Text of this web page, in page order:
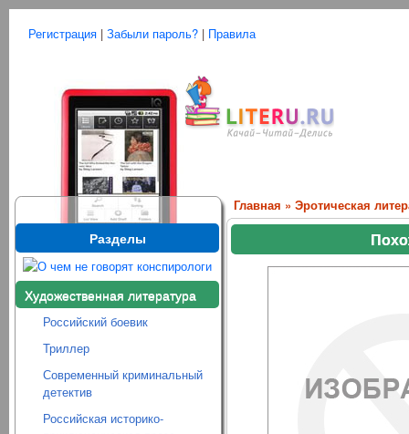
Регистрация | Забыли пароль? | Правила
Разделы
Художественная литература
Российский боевик
Триллер
Современный криминальный
детектив
Российская историко-
Главная » Эротическая